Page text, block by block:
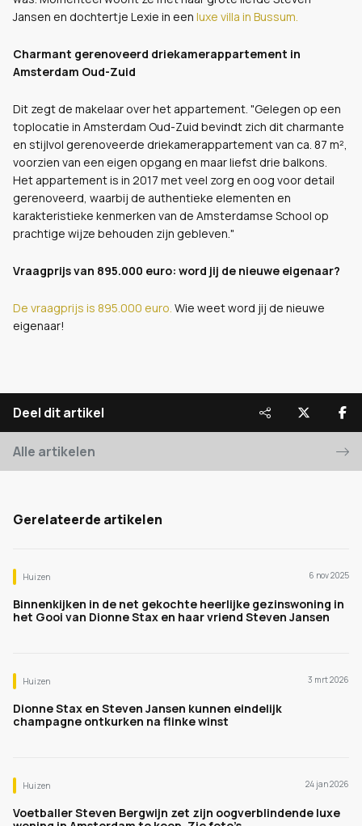
Jansen en dochtertje Lexie in een luxe villa in Bussum.
Charmant gerenoveerd driekamerappartement in
Amsterdam Oud-Zuid
Dit zegt de makelaar over het appartement. "Gelegen op een
toplocatie in Amsterdam Oud-Zuid bevindt zich dit charmante
en stijlvol gerenoveerde driekamerappartement van ca. 87 m²,
voorzien van een eigen opgang en maar liefst drie balkons.
Het appartement is in 2017 met veel zorg en oog voor detail
gerenoveerd, waarbij de authentieke elementen en
karakteristieke kenmerken van de Amsterdamse School op
prachtige wijze behouden zijn gebleven."
Vraagprijs van 895.000 euro: word jij de nieuwe eigenaar?
De vraagprijs is 895.000 euro. Wie weet word jij de nieuwe
eigenaar!
Deel dit artikel
Alle artikelen
Gerelateerde artikelen
Huizen 6 nov 2025
Binnenkijken in de net gekochte heerlijke gezinswoning in
het Gooi van Dionne Stax en haar vriend Steven Jansen
Huizen 3 mrt 2026
Dionne Stax en Steven Jansen kunnen eindelijk
champagne ontkurken na flinke winst
Huizen 24 jan 2026
Voetballer Steven Bergwijn zet zijn oogverblindende luxe